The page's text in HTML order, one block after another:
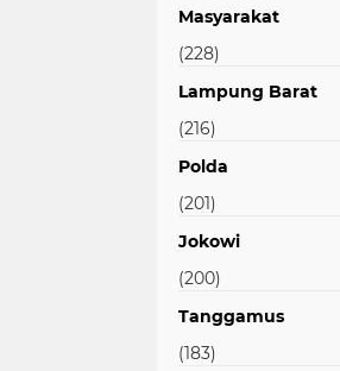
Masyarakat
(228)
Lampung Barat
(216)
Polda
(201)
Jokowi
(200)
Tanggamus
(183)